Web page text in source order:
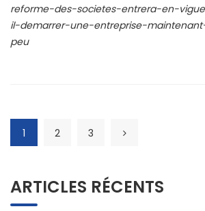
reforme-des-societes-entrera-en-
il-demarrer-une-entreprise-
peu
1 2 3
ARTICLES RÉCENTS